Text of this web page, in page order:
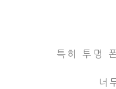
특히 투명
너